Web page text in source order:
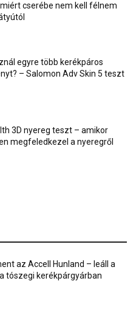
cserébe nem kell félnem
egyre több kerékpáros
– Salomon Adv Skin 5 teszt
3D nyereg teszt – amikor
megfeledkezel a nyeregről
az Accell Hunland – leáll a
tószegi kerékpárgyárban